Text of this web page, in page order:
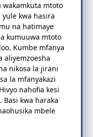
wakamkuta mtoto
kwa hasira
na hatimaye
kumuuwa mtoto
Kumbe mfanya
aliyemzoesha
nikosa la jirani
la mfanyakazi
nahofia kesi
kwa haraka
mbele